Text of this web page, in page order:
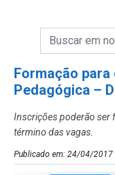
Campo
Campo de
Formação
Pedagógica –
Inscrições poderão ser
término das vagas.
Publicado em: 24/04/